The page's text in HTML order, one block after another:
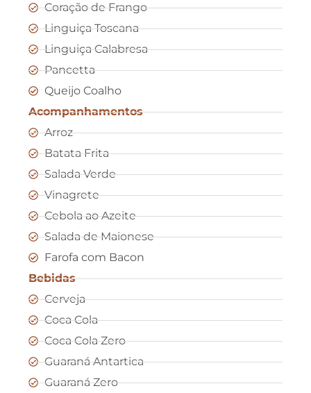
Coração de Frango
Linguiça Toscana
Linguiça Calabresa
Pancetta
Queijo Coalho
Acompanhamentos
Arroz
Batata Frita
Salada Verde
Vinagrete
Cebola ao Azeite
Salada de Maionese
Farofa com Bacon
Bebidas
Cerveja
Coca Cola
Coca Cola Zero
Guaraná Antartica
Guaraná Zero